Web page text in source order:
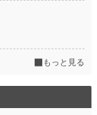
もっと見る